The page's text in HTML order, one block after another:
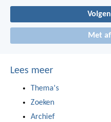
Met
Lees meer
Thema's
Zoeken
Archief